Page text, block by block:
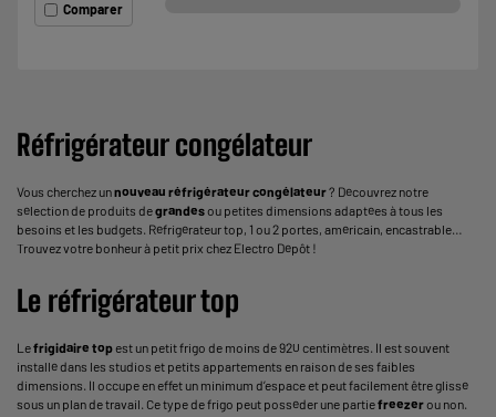
Comparer
Réfrigérateur congélateur
Vous cherchez unnouveau réfrigérateur congélateur? Découvrez notre
sélection de produits degrandesou petites dimensions adaptées à tous les
besoins et les budgets. Réfrigérateur top, 1 ou 2 portes, américain, encastrable…
Trouvez votre bonheur à petit prix chez Electro Dépôt !
Le réfrigérateur top
Lefrigidaire topest un petit frigo de moins de 920 centimètres. Il est souvent
installé dans les studios et petits appartements en raison de ses faibles
dimensions. Il occupe en effet un minimum d’espace et peut facilement être glissé
sous un plan de travail. Ce type de frigo peut posséder une partiefreezerou non.